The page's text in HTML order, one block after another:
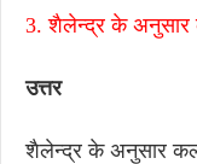
3. शैलेन्द्र के अनुसार
उत्तर
शैलेन्द्र के अनुसार